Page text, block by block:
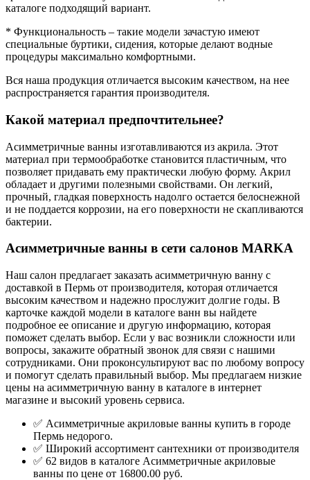
каталоге подходящий вариант.
* Функциональность – такие модели зачастую имеют
специальные буртики, сидения, которые делают водные
процедуры максимально комфортными.
Вся наша продукция отличается высоким качеством, на нее
распространяется гарантия производителя.
Какой материал предпочтительнее?
Асимметричные ванны изготавливаются из акрила. Этот
материал при термообработке становится пластичным, что
позволяет придавать ему практически любую форму. Акрил
обладает и другими полезными свойствами. Он легкий,
прочный, гладкая поверхность надолго остается белоснежной
и не поддается коррозии, на его поверхности не скапливаются
бактерии.
Асимметричные ванны в сети салонов MARKA
Наш салон предлагает заказать асимметричную ванну с
доставкой в Пермь от производителя, которая отличается
высоким качеством и надежно прослужит долгие годы. В
карточке каждой модели в каталоге ванн вы найдете
подробное ее описание и другую информацию, которая
поможет сделать выбор. Если у вас возникли сложности или
вопросы, закажите обратный звонок для связи с нашими
сотрудниками. Они проконсультируют вас по любому вопросу
и помогут сделать правильный выбор. Мы предлагаем низкие
цены на асимметричную ванну в каталоге в интернет
магазине и высокий уровень сервиса.
✅ Асимметричные акриловые ванны купить в городе
Пермь недорого.
✅ Широкий ассортимент сантехники от производителя
✅ 62 видов в каталоге Асимметричные акриловые
ванны по цене от 16800.00 руб.